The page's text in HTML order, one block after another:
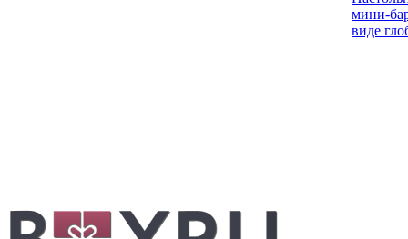
мини-
виде